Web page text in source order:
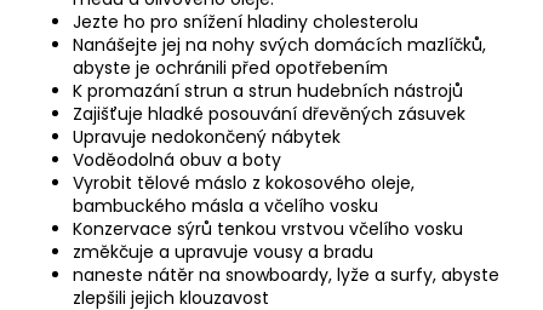
Jezte ho pro snížení hladiny cholesterolu
Nanášejte jej na nohy svých domácích mazlíčků,
abyste je ochránili před opotřebením
K promazání strun a strun hudebních nástrojů
Zajišťuje hladké posouvání dřevěných zásuvek
Upravuje nedokončený nábytek
Voděodolná obuv a boty
Vyrobit tělové máslo z kokosového oleje,
bambuckého másla a včelího vosku
Konzervace sýrů tenkou vrstvou včelího vosku
změkčuje a upravuje vousy a bradu
naneste nátěr na snowboardy, lyže a surfy, abyste
zlepšili jejich klouzavost